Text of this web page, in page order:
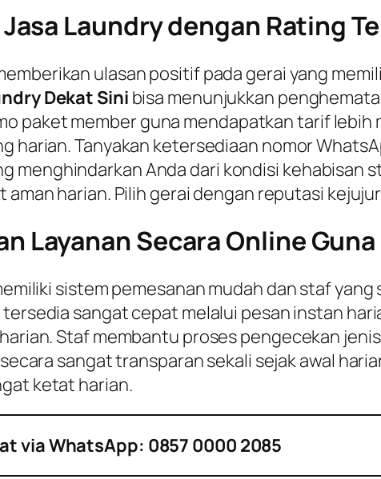
Laundry dengan Rating
ulasan positif pada gerai yang
Dekat Sinibisa menunjukkan
paket member guna mendapatkan tarif
harian. Tanyakan ketersediaan nomor
menghindarkan Anda dari kondisi kehabisan
harian. Pilih gerai dengan reputasi
Layanan Secara Online
sistem pemesanan mudah dan staf
sangat cepat melalui pesan instan
Staf membantu proses pengecekan
sangat transparan sekali sejak awal
ketat harian.
via WhatsApp: 0857 0000 2085